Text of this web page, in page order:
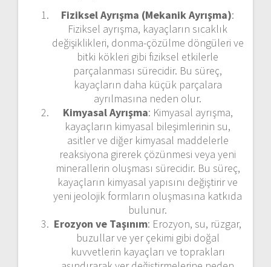
Fiziksel Ayrışma (Mekanik Ayrışma):
Fiziksel ayrışma, kayaçların sıcaklık
değişiklikleri, donma-çözülme döngüleri ve
bitki kökleri gibi fiziksel etkilerle
parçalanması sürecidir. Bu süreç,
kayaçların daha küçük parçalara
ayrılmasına neden olur.
Kimyasal Ayrışma: Kimyasal ayrışma,
kayaçların kimyasal bileşimlerinin su,
asitler ve diğer kimyasal maddelerle
reaksiyona girerek çözünmesi veya yeni
minerallerin oluşması sürecidir. Bu süreç,
kayaçların kimyasal yapısını değiştirir ve
yeni jeolojik formların oluşmasına katkıda
bulunur.
Erozyon ve Taşınım: Erozyon, su, rüzgar,
buzullar ve yer çekimi gibi doğal
kuvvetlerin kayaçları ve toprakları